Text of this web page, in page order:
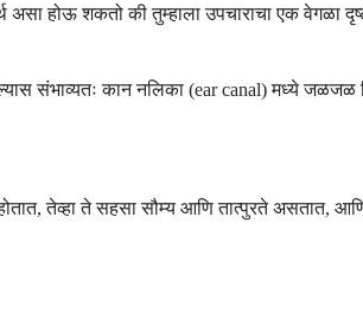
असा होऊ शकतो की तुम्हाला उपचाराचा एक वेगळा
संभाव्यतः कान नलिका (ear canal) मध्ये
तेव्हा ते सहसा सौम्य आणि तात्पुरते असतात,